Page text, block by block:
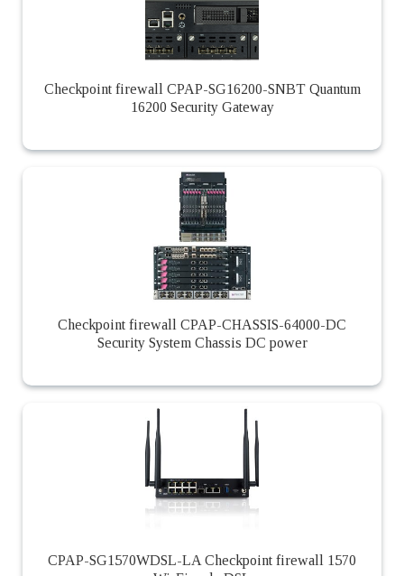
Checkpoint firewall CPAP-SG16200-SNBT Quantum
16200 Security Gateway
Checkpoint firewall CPAP-CHASSIS-64000-DC
Security System Chassis DC power
CPAP-SG1570WDSL-LA Checkpoint firewall 1570